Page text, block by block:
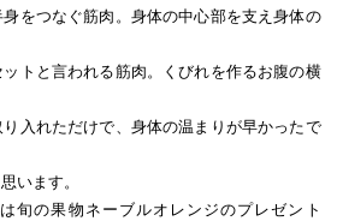
をつなぐ筋肉。身体の中心部を支え身体の
トと言われる筋肉。くびれを作るお腹の横
入れただけで、身体の温まりが早かったで
います。
旬の果物ネーブルオレンジのプレゼント